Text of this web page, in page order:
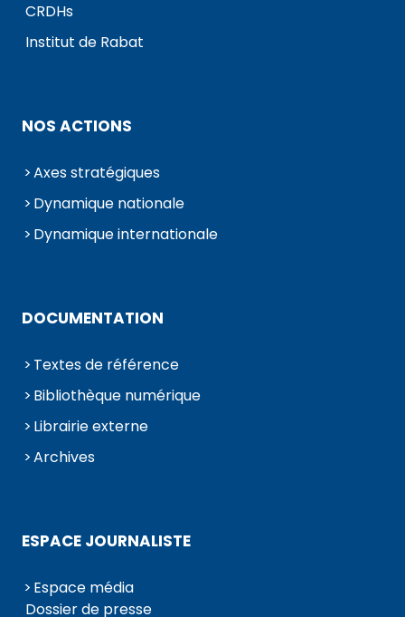
CRDHs
Institut de Rabat
NOS ACTIONS
Axes stratégiques
Dynamique nationale
Dynamique internationale
DOCUMENTATION
Textes de référence
Bibliothèque numérique
Librairie externe
Archives
ESPACE JOURNALISTE
Espace média
Dossier de presse